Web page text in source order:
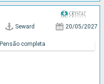
Seward 20/05/2027
Pensão completa